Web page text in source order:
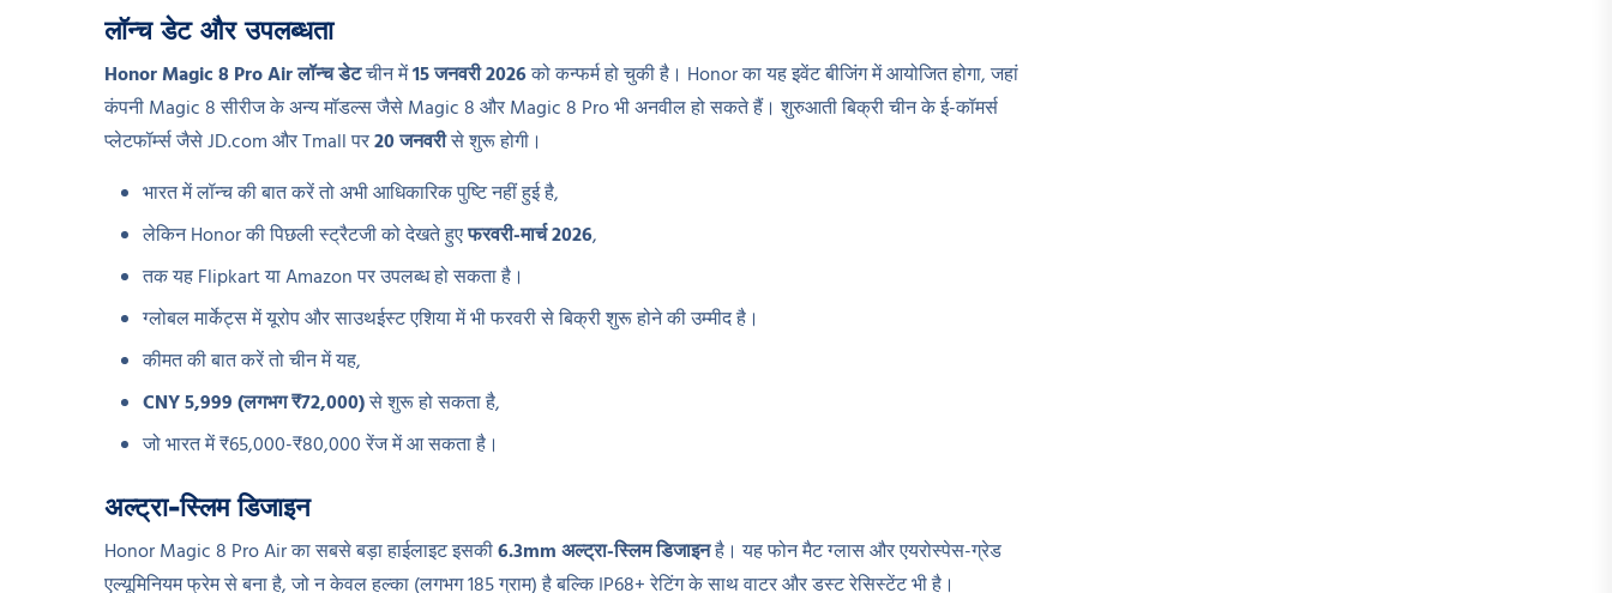
लॉन्च डेट और उपलब्धता
Honor Magic 8 Pro Air लॉन्च डेटचीन में15 जनवरी 2026को कन्फर्म हो चुकी है। Honor का यह इवेंट बीजिंग में आयोजित होगा, जहां
कंपनी Magic 8 सीरीज के अन्य मॉडल्स जैसे Magic 8 और Magic 8 Pro भी अनवील हो सकते हैं। शुरुआती बिक्री चीन के ई-कॉमर्स
प्लेटफॉर्म्स जैसे JD.com और Tmall पर20 जनवरीसे शुरू होगी।
भारत में लॉन्च की बात करें तो अभी आधिकारिक पुष्टि नहीं हुई है,
लेकिन Honor की पिछली स्ट्रैटजी को देखते हुएफरवरी-मार्च 2026,
तक यह Flipkart या Amazon पर उपलब्ध हो सकता है।
ग्लोबल मार्केट्स में यूरोप और साउथईस्ट एशिया में भी फरवरी से बिक्री शुरू होने की उम्मीद है।
कीमत की बात करें तो चीन में यह,
CNY 5,999 (लगभग ₹72,000)से शुरू हो सकता है,
जो भारत में ₹65,000-₹80,000 रेंज में आ सकता है।
अल्ट्रा-स्लिम डिजाइन
Honor Magic 8 Pro Air का सबसे बड़ा हाईलाइट इसकी6.3mm अल्ट्रा-स्लिम डिजाइनहै। यह फोन मैट ग्लास और एयरोस्पेस-ग्रेड
एल्यूमिनियम फ्रेम से बना है, जो न केवल हल्का (लगभग 185 ग्राम) है बल्कि IP68+ रेटिंग के साथ वाटर और डस्ट रेसिस्टेंट भी है।